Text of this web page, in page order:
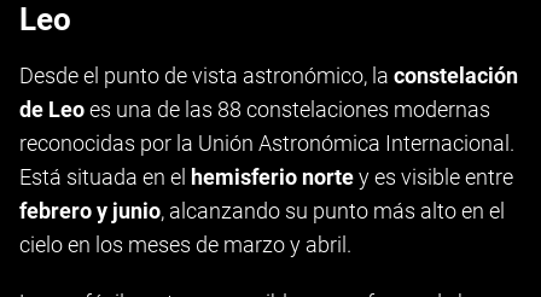
Leo
Desde el punto de vista astronómico, la constelación
de Leoes una de las 88 constelaciones modernas
reconocidas por la Unión Astronómica Internacional.
Está situada en el hemisferio nortey es visible entre
febrero y junio, alcanzando su punto más alto en el
cielo en los meses de marzo y abril.